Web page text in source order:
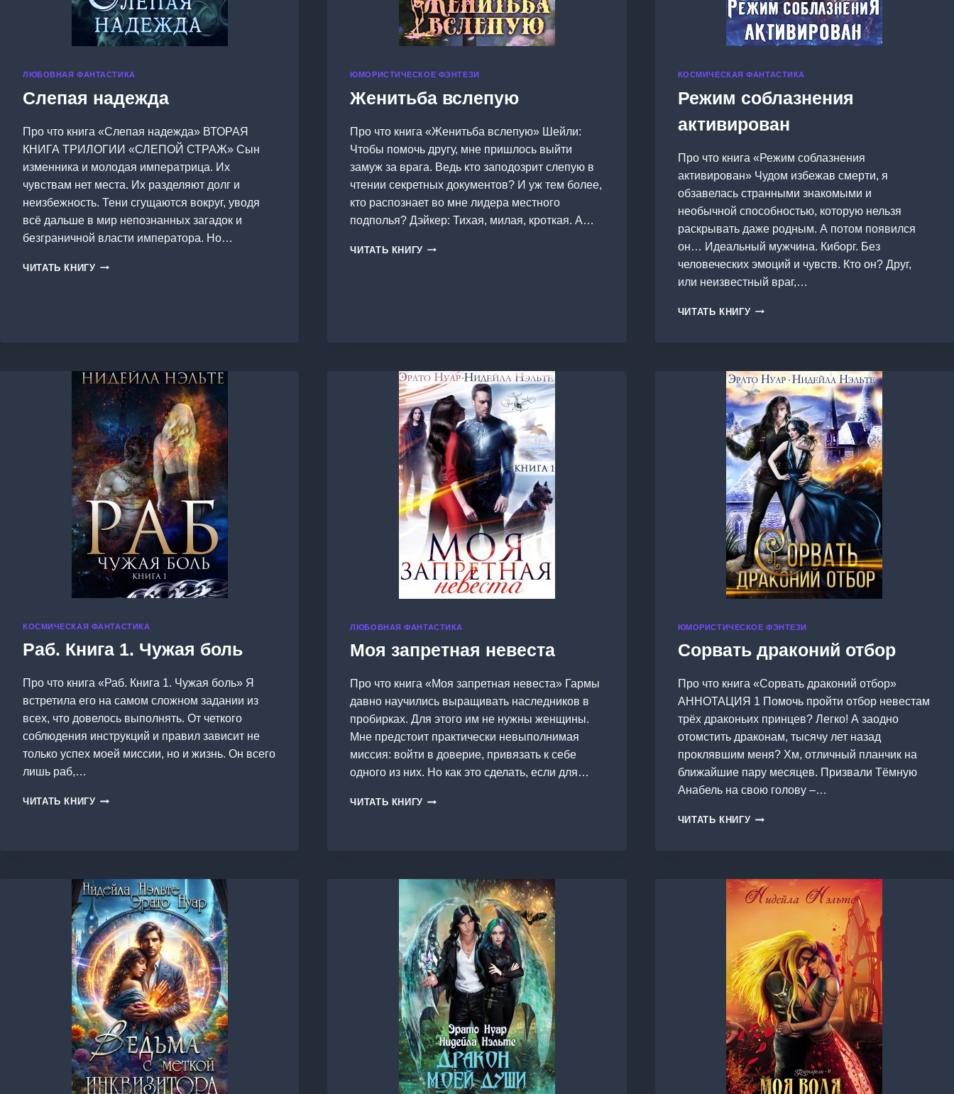
ЛЮБОВНАЯ ФАНТАСТИКА
Слепая надежда
Про что книга «Слепая надежда» ВТОРАЯ
КНИГА ТРИЛОГИИ «СЛЕПОЙ СТРАЖ» Сын
изменника и молодая императрица. Их
чувствам нет места. Их разделяют долг и
неизбежность. Тени сгущаются вокруг, уводя
всё дальше в мир непознанных загадок и
безграничной власти императора. Но…
ЧИТАТЬ КНИГУ СЛЕПАЯ
ЮМОРИСТИЧЕСКОЕ ФЭНТЕЗИ
Женитьба вслепую
Про что книга «Женитьба вслепую» Шейли:
Чтобы помочь другу, мне пришлось выйти
замуж за врага. Ведь кто заподозрит слепую в
чтении секретных документов? И уж тем более,
кто распознает во мне лидера местного
подполья? Дэйкер: Тихая, милая, кроткая. А…
ЧИТАТЬ КНИГУ ЖЕНИТЬБА
КОСМИЧЕСКАЯ ФАНТАСТИКА
Режим соблазнения
активирован
Про что книга «Режим соблазнения
активирован» Чудом избежав смерти, я
обзавелась странными знакомыми и
необычной способностью, которую нельзя
раскрывать даже родным. А потом появился
он… Идеальный мужчина. Киборг. Без
человеческих эмоций и чувств. Кто он? Друг,
или неизвестный враг,…
ЧИТАТЬ КНИГУ РЕЖИМ
КОСМИЧЕСКАЯ ФАНТАСТИКА
Раб. Книга 1. Чужая боль
Про что книга «Раб. Книга 1. Чужая боль» Я
встретила его на самом сложном задании из
всех, что довелось выполнять. От четкого
соблюдения инструкций и правил зависит не
только успех моей миссии, но и жизнь. Он всего
лишь раб,…
ЧИТАТЬ КНИГУ РАБ.
ЛЮБОВНАЯ ФАНТАСТИКА
Моя запретная невеста
Про что книга «Моя запретная невеста» Гармы
давно научились выращивать наследников в
пробирках. Для этого им не нужны женщины.
Мне предстоит практически невыполнимая
миссия: войти в доверие, привязать к себе
одного из них. Но как это сделать, если для…
ЧИТАТЬ КНИГУ МОЯ
ЮМОРИСТИЧЕСКОЕ ФЭНТЕЗИ
Сорвать драконий отбор
Про что книга «Сорвать драконий отбор»
АННОТАЦИЯ 1 Помочь пройти отбор невестам
трёх драконьих принцев? Легко! А заодно
отомстить драконам, тысячу лет назад
проклявшим меня? Хм, отличный планчик на
ближайшие пару месяцев. Призвали Тёмную
Анабель на свою голову –…
ЧИТАТЬ КНИГУ СОРВАТЬ